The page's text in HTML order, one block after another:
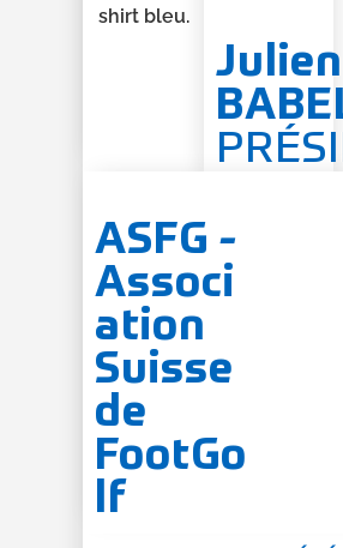
Julien
ASFG -
Associ
ation
Suisse
de
FootGo
lf